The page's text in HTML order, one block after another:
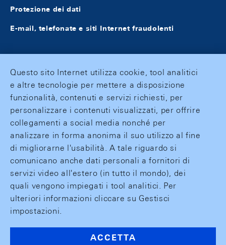
Protezione dei dati
E-mail, telefonate e siti Internet fraudolenti
Questo sito Internet utilizza cookie, tool analitici
e altre tecnologie per mettere a disposizione
funzionalità, contenuti e servizi richiesti, per
personalizzare i contenuti visualizzati, per offrire
collegamenti a social media nonché per
analizzare in forma anonima il suo utilizzo al fine
di migliorarne l'usabilità. A tale riguardo si
comunicano anche dati personali a fornitori di
servizi video all'estero (in tutto il mondo), dei
quali vengono impiegati i tool analitici. Per
ulteriori informazioni cliccare su Gestisci
impostazioni.
ACCETTA